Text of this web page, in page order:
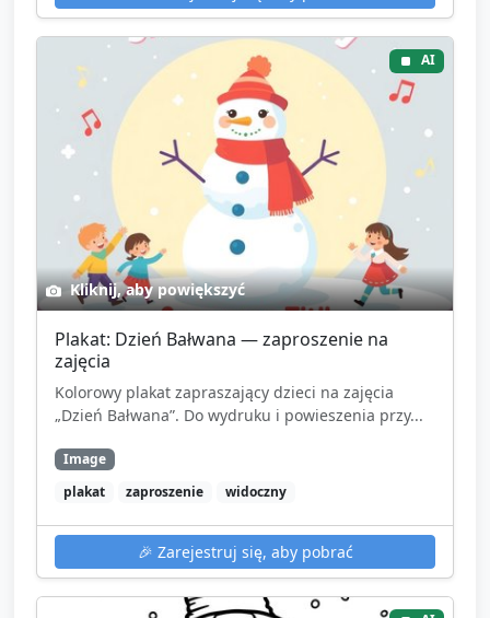
AI
Kliknij, aby powiększyć
Plakat: Dzień Bałwana — zaproszenie na
zajęcia
Kolorowy plakat zapraszający dzieci na zajęcia
„Dzień Bałwana”. Do wydruku i powieszenia przy...
Image
plakat
zaproszenie widoczny
🎉 Zarejestruj się, aby pobrać